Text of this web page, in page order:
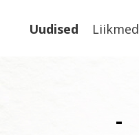
Uudised Liikmed
-